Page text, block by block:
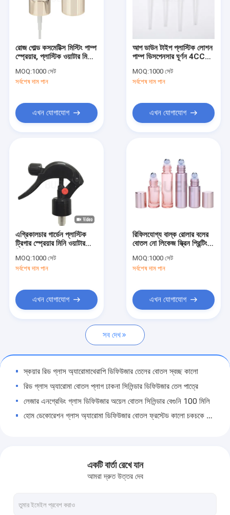
পণ্য
আমাদের সম্পর্কে
কারখানা ভ্রমণ
মান নিয়ন্ত্রণ
যোগাযোগ করুন
উদ্ধৃতির জন্য আবেদন
কাচের পারফিউমের বোতল
কাচের প্রসাধনী জার
কাচের ড্রপার বোতল
বোতলে কাচের রোল
প্লাস্টিকের প্রসাধনী টিউব
বায়ুবিহীন প্রসাধনী বোতল
রোজ গোল্ড কসমেটিক্স মিস্টিং পাম্প
স্প্রেয়ার, প্লাস্টিক ওয়াটার মিস্ট
MOQ:1000 সেট
সর্বশেষ দাম পান
এখন যোগাযোগ
আপ ডাউন টাইপ প্লাস্টিক লোশন
পাম্প ডিসপেনসার ঘূর্ণন 4CC
MOQ:1000 সেট
সর্বশেষ দাম পান
এখন যোগাযোগ
এগ্রিকালচার গার্ডেন প্লাস্টিক
ট্রিগার স্প্রেয়ার মিনি ওয়াটার
MOQ:1000 সেট
সর্বশেষ দাম পান
এখন যোগাযোগ
রিফিলযোগ্য বাল্ক রোলার বলের
বোতল নো লিকেজ স্ক্রিন প্রিন্টিং
MOQ:1000 সেট
সর্বশেষ দাম পান
এখন যোগাযোগ
সব দেখ
স্কয়ার রিড গ্লাস অ্যারোমাথেরাপি ডিফিউজার তেলের বোতল স্বচ্ছ কালো
রিড গ্লাস অ্যারোমা বোতল প্লাগ ঢাকনা সিলিন্ডার ডিফিউজার তেল পাত্রে
লেজার এনগ্রেভিং গ্লাস ডিফিউজার অয়েল বোতল সিলিন্ডার বেগুনি 100 মিলি
হোম ডেকোরেশন গ্লাস অ্যারোমা ডিফিউজার বোতল ফ্রস্টেড কালো চকচকে অ্যানোডাইজিং
ইকো ফ্রেন্ডলি ওব্লেটনেস গ্লাস অ্যারোমা ডিফিউজার বোতল স্ক্রু ক্যাপ সহ শুকনো ফুল
ঢাকনা সহ কাস্টম স্বচ্ছ সুবাস উৎস গ্লাস ডিফিউজার কার 100 মিলি
ট্রান্সপ্রেন্ট ক্লিয়ার গ্লাস অ্যারোমা ডিফিউজার বোতল আলংকারিক রিড কার 100 মিলি
একটি বার্তা রেখে যান
আমরা দ্রুত উত্তর দেব